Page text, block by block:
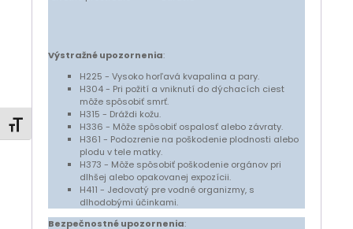
Zmeniť veľkosť písma
Výstražné upozornenia:
H225 - Vysoko horľavá kvapalina a pary.
H304 - Pri požití a vniknutí do dýchacích ciest
môže spôsobiť smrť.
H315 - Dráždi kožu.
H336 - Môže spôsobiť ospalosť alebo závraty.
H361 - Podozrenie na poškodenie plodnosti alebo
plodu v tele matky.
H373 - Môže spôsobiť poškodenie orgánov pri
dlhšej alebo opakovanej expozícii.
H411 - Jedovatý pre vodné organizmy, s
dlhodobými účinkami.
Bezpečnostné upozornenia: